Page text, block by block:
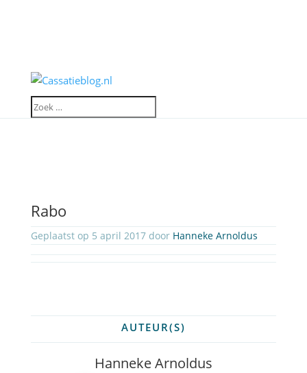
Rabo
Geplaatst op 5 april 2017 door Hanneke Arnoldus
AUTEUR(S)
Hanneke Arnoldus